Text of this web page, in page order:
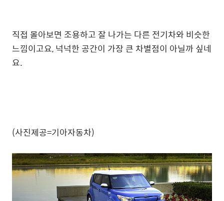
직접 몰아보면 조용하고 잘 나가는 다른 전기차와 비슷한
느낌이고요, 넉넉한 공간이 가장 큰 차별점이 아닐까 싶네
요.
(사진제공=기아자동차)